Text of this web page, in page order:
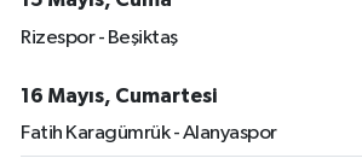
Rizespor - Beşiktaş
16 Mayıs, Cumartesi
Fatih Karagümrük - Alanyaspor